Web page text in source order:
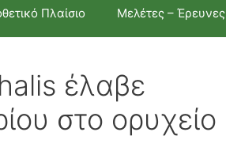
Πλαίσιο Μελέτες – Έρευνες
έλαβε
στο ορυχείο